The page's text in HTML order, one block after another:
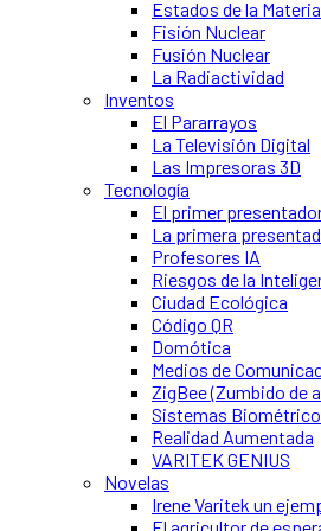
Estados de la Materia
Fisión Nuclear
Fusión Nuclear
La Radiactividad
Inventos
El Pararrayos
La Televisión Digital
Las Impresoras 3D
Tecnología
El primer
La primera
Profesores IA
Riesgos de la
Ciudad Ecológica
Código QR
Domótica
Medios de
ZigBee (Zumbido de
Sistemas
Realidad Aumentada
VARITEK GENIUS
Novelas
Irene Varitek un